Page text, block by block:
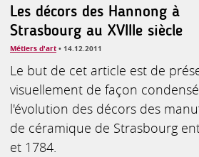
Les décors des Hannong à
Strasbourg au XVIIIe siècle
Métiers d'art • 14.12.2011
Le but de cet article est de
visuellement de façon
l'évolution des décors des
de céramique de Strasbourg
et 1784.